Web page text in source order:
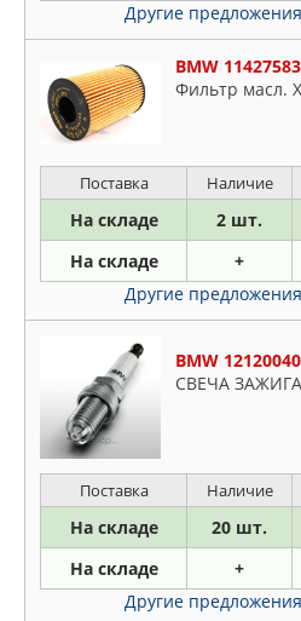
Другие
BMW
Фильтр масл.
Поставка Наличие
На складе 2 шт.
На складе +
Другие
BMW
СВЕЧА
Поставка Наличие
На складе 20 шт.
На складе +
Другие